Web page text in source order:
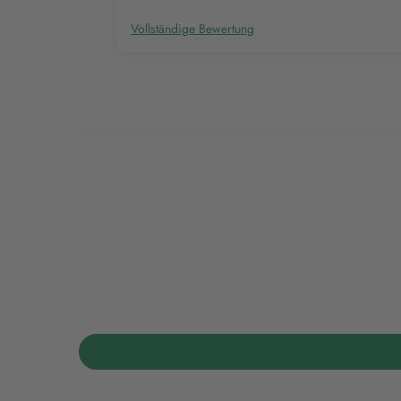
Vollständige Bewertung